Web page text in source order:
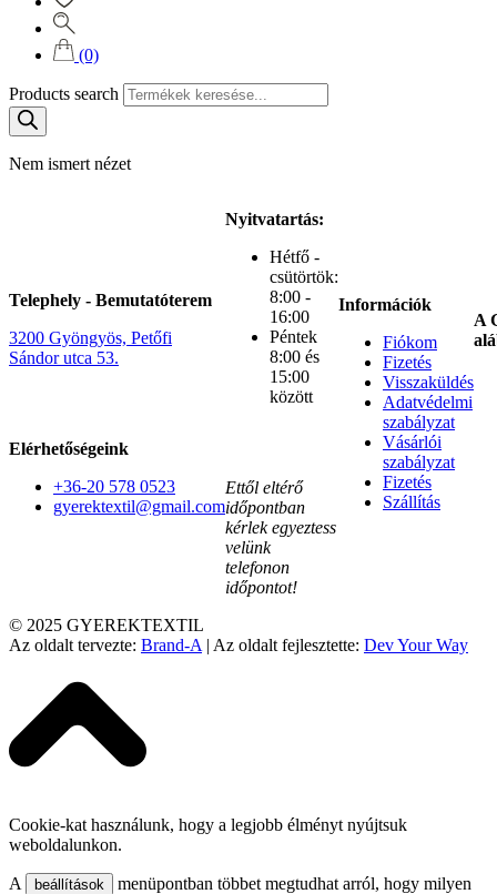
(0)
Products search
Nem ismert nézet
Telephely - Bemutatóterem
3200 Gyöngyös, Petőfi
Sándor utca 53.
Elérhetőségeink
+36-20 578 0523
gyerektextil@gmail.com
Nyitvatartás:
Hétfő -
csütörtök:
8:00 -
16:00
Péntek
8:00 és
15:00
között
Ettől eltérő
időpontban
kérlek egyeztess
velünk
telefonon
időpontot!
Információk
Fiókom
Fizetés
Visszaküldés
Adatvédelmi
szabályzat
Vásárlói
szabályzat
Fizetés
Szállítás
A
© 2025 GYEREKTEXTIL
Az oldalt tervezte: Brand-A | Az oldalt fejlesztette: Dev Your Way
Cookie-kat használunk, hogy a legjobb élményt nyújtsuk
weboldalunkon.
A beállítások
menüpontban többet megtudhat arról, hogy milyen